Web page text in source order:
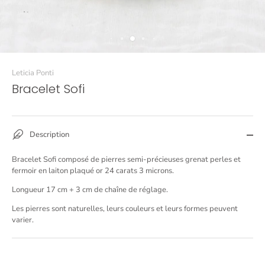
Leticia Ponti
Bracelet Sofi
Description
Bracelet Sofi composé de pierres semi-précieuses grenat perles et
fermoir en laiton plaqué or 24 carats 3 microns.
Longueur 17 cm + 3 cm de chaîne de réglage.
Les pierres sont naturelles, leurs couleurs et leurs formes peuvent
varier.